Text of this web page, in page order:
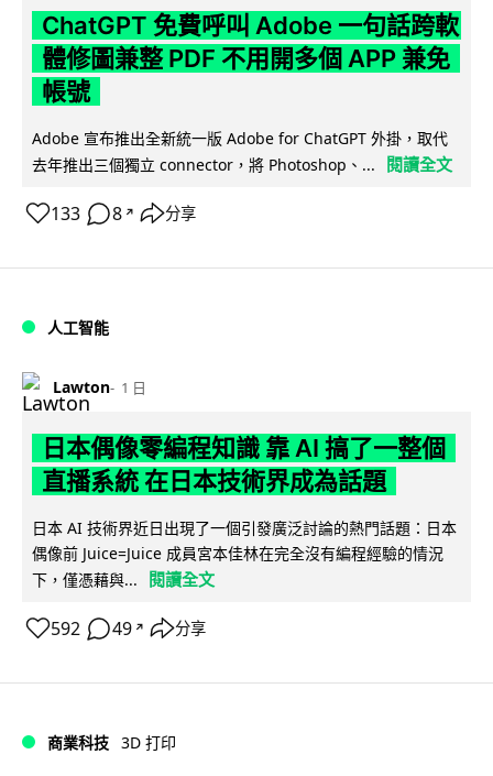
ChatGPT 免費呼叫 Adobe 一句話跨軟
體修圖兼整 PDF 不用開多個 APP 兼免
帳號
Adobe 宣布推出全新統一版 Adobe for ChatGPT 外掛，取代
去年推出三個獨立 connector，將 Photoshop、...
閱讀全文
133 8 ↗ 分享
人工智能
Lawton 1 日
日本偶像零編程知識 靠 AI 搞了一整個
直播系統 在日本技術界成為話題
日本 AI 技術界近日出現了一個引發廣泛討論的熱門話題：日本
偶像前 Juice=Juice 成員宮本佳林在完全沒有編程經驗的情況
下，僅憑藉與...
閱讀全文
592 49 ↗ 分享
商業科技 3D 打印